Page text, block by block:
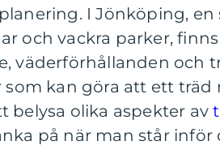
I Jönköping,
och vackra parker,
väderförhållanden och
som kan göra att ett träd
belysa olika aspekter av
på när man står